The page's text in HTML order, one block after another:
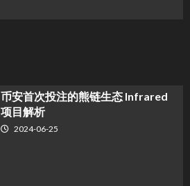
币安首次投注的熊链生态 Infrared
项目解析
2024-06-25